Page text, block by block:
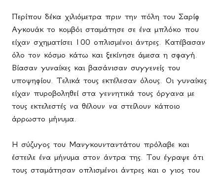
Περίπου δέκα χιλιόμετρα πριν την πόλη του Σαρίφ
Αγκουάκ το κομβόι σταμάτησε σε ένα μπλόκο που
είχαν σχηματίσει 100 οπλισμένοι άντρες. Κατέβασαν
όλο τον κόσμο κάτω και ξεκίνησε άμεσα η σφαγή.
Βίασαν γυναίκες και βασάνισαν συγγενείς του
υποψηφίου. Τελικά τους εκτέλεσαν όλους. Οι γυναίκες
είχαν πυροβοληθεί στα γεννητικά τους όργανα με
τους εκτελεστές να θέλουν να στείλουν κάποιο
άρρωστο μήνυμα.
Η σύζυγος του Μανγκουνταντάτου πρόλαβε και
έστειλε ένα μήνυμα στον άντρα της. Του έγραψε ότι
τους σταμάτησαν οπλισμένοι άντρες και ο γιος του